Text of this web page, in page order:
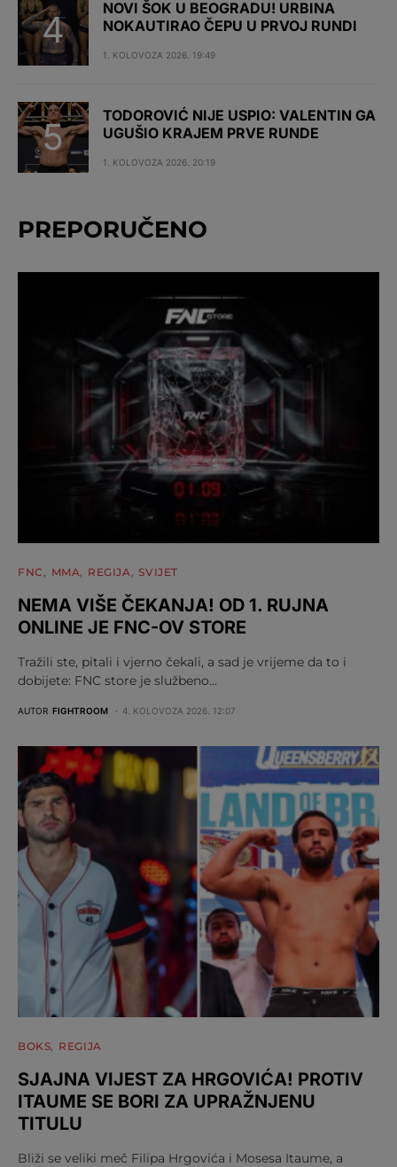
NOVI ŠOK U BEOGRADU! URBINA
NOKAUTIRAO ČEPU U PRVOJ RUNDI
1. KOLOVOZA 2026. 19:49
TODOROVIĆ NIJE USPIO: VALENTIN GA
UGUŠIO KRAJEM PRVE RUNDE
1. KOLOVOZA 2026. 20:19
PREPORUČENO
FNC MMA REGIJA SVIJET
NEMA VIŠE ČEKANJA! OD 1. RUJNA
ONLINE JE FNC-OV STORE
Tražili ste, pitali i vjerno čekali, a sad je vrijeme da to i
dobijete: FNC store je službeno…
AUTOR FIGHTROOM 4. KOLOVOZA 2026. 12:07
BOKS REGIJA
SJAJNA VIJEST ZA HRGOVIĆA! PROTIV
ITAUME SE BORI ZA UPRAŽNJENU
TITULU
Bliži se veliki meč Filipa Hrgovića i Mosesa Itaume, a